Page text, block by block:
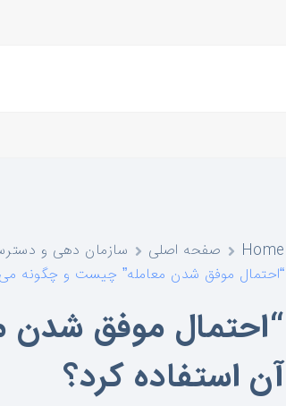
Home صفحه اصلی
سازمان دهی و
“احتمال موفق شدن معامله” چیست و چگونه می
“احتمال موفق شدن
آن استفاده کرد؟